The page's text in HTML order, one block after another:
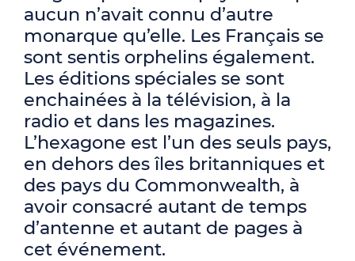
aucun n’avait connu d’autre
monarque qu’elle. Les Français se
sont sentis orphelins également.
Les éditions spéciales se sont
enchainées à la télévision, à la
radio et dans les magazines.
L’hexagone est l’un des seuls pays,
en dehors des îles britanniques et
des pays du Commonwealth, à
avoir consacré autant de temps
d’antenne et autant de pages à
cet événement.